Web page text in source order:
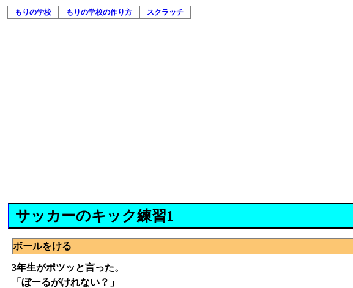
もりの学校 もりの学校の作り方 スクラッチ
サッカーのキック練習1
ボールをける
3年生がポツッと言った。
「ぼーるがけれない？」